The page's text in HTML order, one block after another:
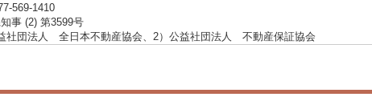
569-1410
事 (2) 第3599号
社団法人 全日本不動産協会、2）公益社団法人 不動産保証協会